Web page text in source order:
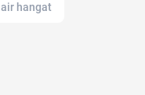
air hangat